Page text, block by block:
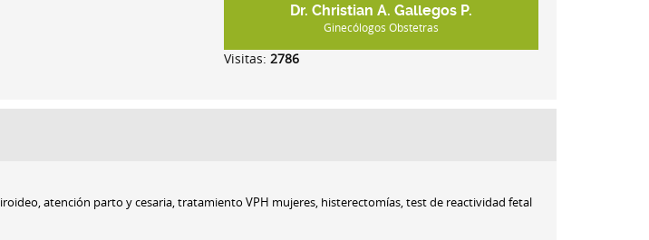
Dr. Christian A. Gallegos P.
Ginecólogos Obstetras
Visitas:2786
atención parto y cesaria, tratamiento VPH mujeres, histerectomías, test de reactividad fetal